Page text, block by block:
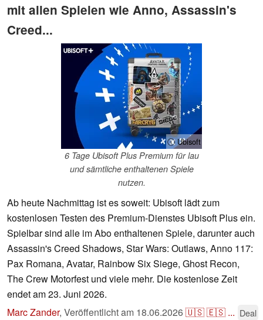
mit allen Spielen wie Anno, Assassin's
Creed...
ⓘ Ubisoft
6 Tage Ubisoft Plus Premium für lau
und sämtliche enthaltenen Spiele
nutzen.
Ab heute Nachmittag ist es soweit: Ubisoft lädt zum
kostenlosen Testen des Premium-Dienstes Ubisoft Plus ein.
Spielbar sind alle im Abo enthaltenen Spiele, darunter auch
Assassin's Creed Shadows, Star Wars: Outlaws, Anno 117:
Pax Romana, Avatar, Rainbow Six Siege, Ghost Recon,
The Crew Motorfest und viele mehr. Die kostenlose Zeit
endet am 23. Juni 2026.
Marc Zander, Veröffentlicht am 18.06.2026🇺🇸🇪🇸 ... Deal